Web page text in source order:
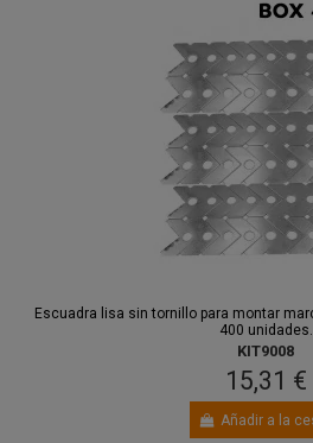
Escuadra lisa sin tornillo para montar
400 unidades.
KIT9008
15,31 €
Añadir a la